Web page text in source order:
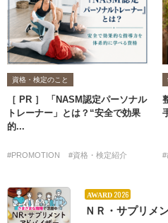
資格・検定のこと
［ PR ］ 「NASM認定パーソナル
トレーナー」とは？“安全で効果
的...
#PROMOTION #資格・検定紹介 #
AWARD 2026
ＮＲ・サプリメ